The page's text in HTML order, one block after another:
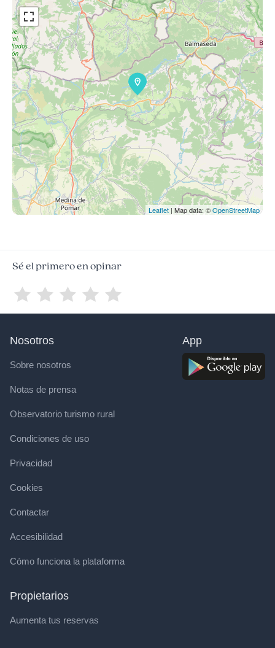
Leaflet | Map data: ©OpenStreetMap
Sé el primero en opinar
Nosotros
Sobre nosotros
Notas de prensa
Observatorio turismo rural
Condiciones de uso
Privacidad
Cookies
Contactar
Accesibilidad
Cómo funciona la plataforma
Propietarios
Aumenta tus reservas
App